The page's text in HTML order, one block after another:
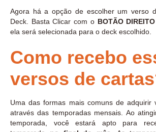
Agora há a opção de escolher um verso
Deck. Basta Clicar com o BOTÃO DIREITO
ela será selecionada para o deck escolhido.
Como recebo
versos de
Uma das formas mais comuns de adquirir
através das temporadas mensais. Ao
temporada, você estará apto para